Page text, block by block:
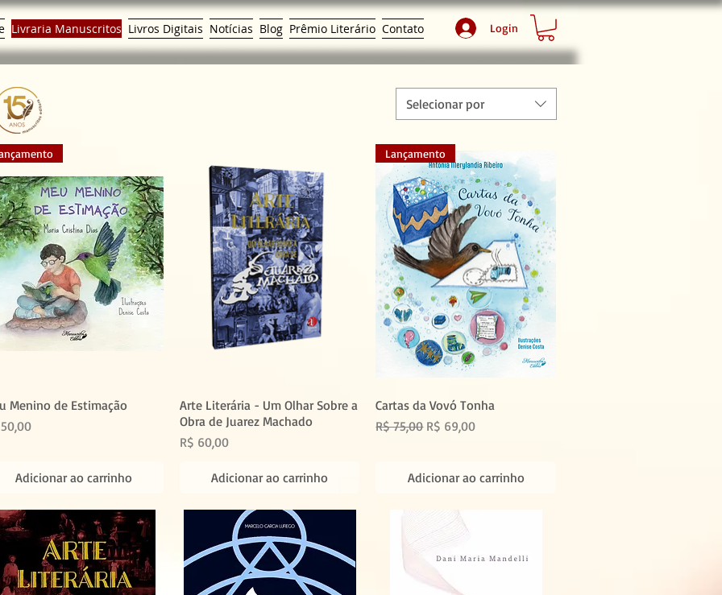
Livraria Manuscritos Livros Digitais Notícias Blog Prêmio Literário Contato Login
Selecionar por
Menino de Estimação
Adicionar ao carrinho
Arte Literária - Um Olhar Sobre a
Obra de Juarez Machado
Preço
R$ 60,00
Adicionar ao carrinho
Lançamento
Cartas da Vovó Tonha
Preço normal
R$ 75,00 Preço promocional
R$ 69,00
Adicionar ao carrinho